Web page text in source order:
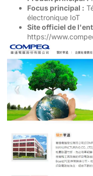
Focus principal :
électronique IoT
Site officiel de
https://